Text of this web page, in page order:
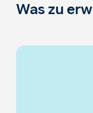
Was zu